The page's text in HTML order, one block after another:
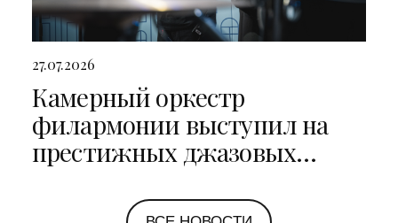
27.07.2026
Камерный оркестр
филармонии выступил на
престижных джазовых
Петербурге и Ярославле